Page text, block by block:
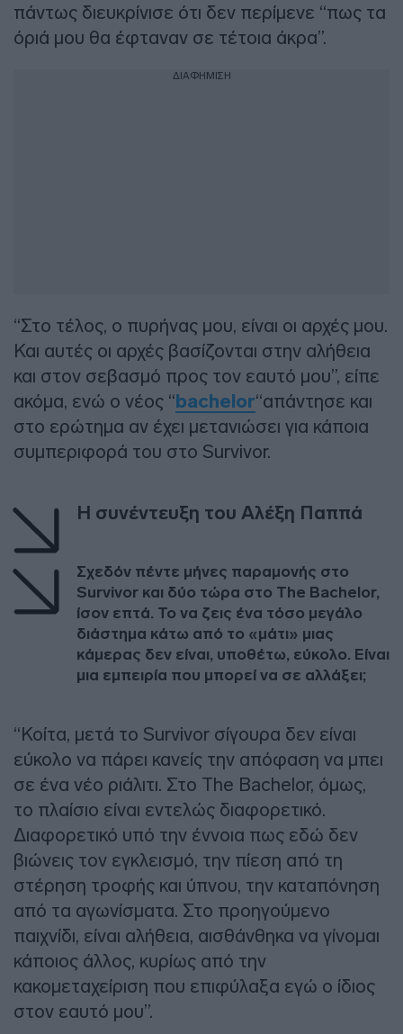
πάντως διευκρίνισε ότι δεν περίμενε “πως τα
όριά μου θα έφταναν σε τέτοια άκρα”.
ΔΙΑΦΗΜΙΣΗ
“Στο τέλος, ο πυρήνας μου, είναι οι αρχές μου.
Και αυτές οι αρχές βασίζονται στην αλήθεια
και στον σεβασμό προς τον εαυτό μου”, είπε
ακόμα, ενώ ο νέος “bachelor“απάντησε και
στο ερώτημα αν έχει μετανιώσει για κάποια
συμπεριφορά του στο Survivor.
Η συνέντευξη του Αλέξη Παππά
Σχεδόν πέντε μήνες παραμονής στο
Survivor και δύο τώρα στο The Bachelor,
ίσον επτά. Το να ζεις ένα τόσο μεγάλο
διάστημα κάτω από το «μάτι» μιας
κάμερας δεν είναι, υποθέτω, εύκολο. Είναι
μια εμπειρία που μπορεί να σε αλλάξει;
“Κοίτα, μετά το Survivor σίγουρα δεν είναι
εύκολο να πάρει κανείς την απόφαση να μπει
σε ένα νέο ριάλιτι. Στo The Βachelor, όμως,
το πλαίσιο είναι εντελώς διαφορετικό.
Διαφορετικό υπό την έννοια πως εδώ δεν
βιώνεις τον εγκλεισμό, την πίεση από τη
στέρηση τροφής και ύπνου, την καταπόνηση
από τα αγωνίσματα. Στο προηγούμενο
παιχνίδι, είναι αλήθεια, αισθάνθηκα να γίνομαι
κάποιος άλλος, κυρίως από την
κακομεταχείριση που επιφύλαξα εγώ ο ίδιος
στον εαυτό μου”.